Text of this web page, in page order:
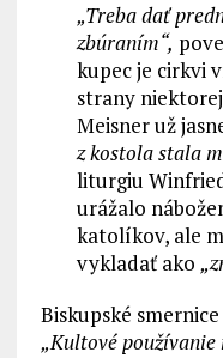
„Treba dať
zbúraním“,
kupec je cirkvi
strany
Meisner už
z kostola stala
liturgiu
urážalo
katolíkov, ale
vykladať ako
Biskupské
„Kultové používanie